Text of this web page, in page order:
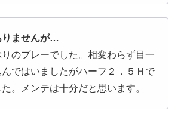
りませんが…
りのプレーでした。相変わらず目一
ではいましたがハーフ２．５Ｈで
。メンテは十分だと思います。